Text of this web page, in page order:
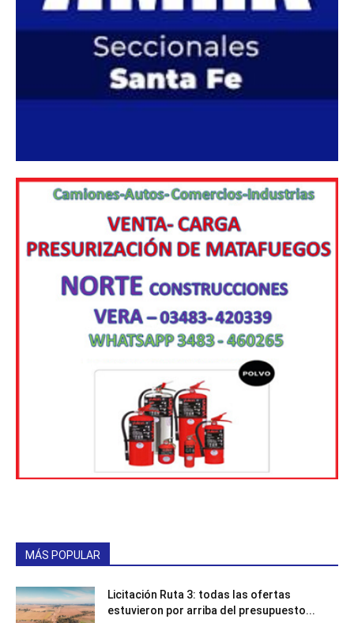
MÁS POPULAR
Licitación Ruta 3: todas las ofertas
estuvieron por arriba del presupuesto...